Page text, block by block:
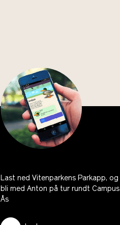
Last ned Vitenparkens Parkapp, og
bli med Anton på tur rundt Campus
Ås